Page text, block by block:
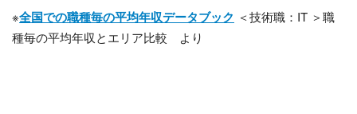
※全国での職種毎の平均年収データブック ＜技術職：IT ＞職
種毎の平均年収とエリア比較 より